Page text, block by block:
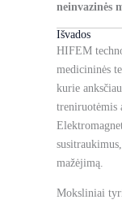
neinvazinės
Išvados
HIFEM
medicininės
kurie
treniruotėmis
mažėjimą.
Moksliniai